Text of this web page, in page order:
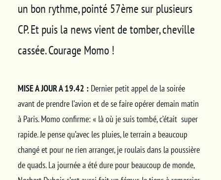
un bon rythme, pointé 57ème sur plusieurs
CP. Et puis la news vient de tomber, cheville
cassée. Courage Momo !
MISE A JOUR A 19.42 : Dernier petit appel de la soirée
avant de prendre l’avion et de se faire opérer demain matin
à Paris. Momo confirme: « là où je suis tombé, c’était super
rapide. Je pense qu’avec les pluies, le terrain a beaucoup
changé et pour ne rien arranger, je roulais dans la poussière
de quads. La journée a été dure pour beaucoup de monde,